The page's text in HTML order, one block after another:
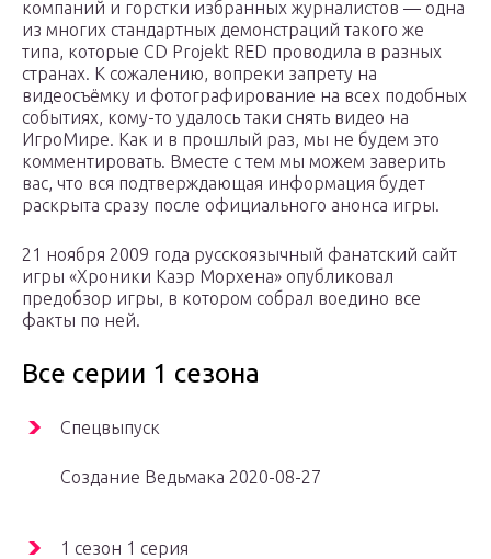
компаний и горстки избранных журналистов — одна
из многих стандартных демонстраций такого же
типа, которые CD Projekt RED проводила в разных
странах. К сожалению, вопреки запрету на
видеосъёмку и фотографирование на всех подобных
событиях, кому-то удалось таки снять видео на
ИгроМире. Как и в прошлый раз, мы не будем это
комментировать. Вместе с тем мы можем заверить
вас, что вся подтверждающая информация будет
раскрыта сразу после официального анонса игры.
21 ноября 2009 года русскоязычный фанатский сайт
игры «Хроники Каэр Морхена» опубликовал
предобзор игры, в котором собрал воедино все
факты по ней.
Все серии 1 сезона
Cпецвыпуск
Создание Ведьмака 2020-08-27
1 сезон 1 серия